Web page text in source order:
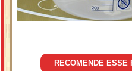
RECOMENDE ESSE